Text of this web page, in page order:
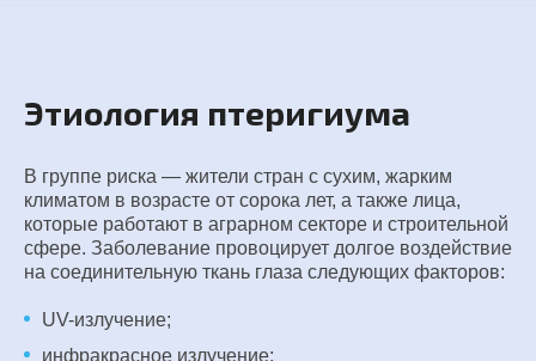
Этиология птеригиума
В группе риска — жители стран с сухим, жарким
климатом в возрасте от сорока лет, а также лица,
которые работают в аграрном секторе и строительной
сфере. Заболевание провоцирует долгое воздействие
на соединительную ткань глаза следующих факторов:
UV-излучение;
инфракрасное излучение;